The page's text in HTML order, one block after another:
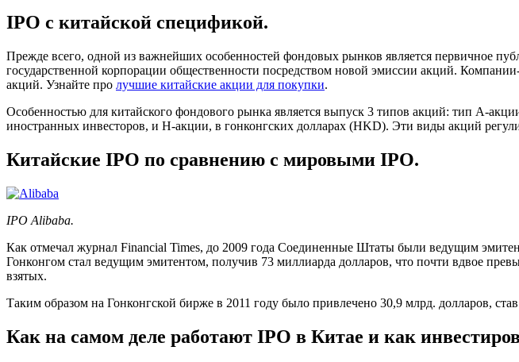
IPO с китайской спецификой.
Прежде всего, одной из важнейших особенностей фондовых рынков является первичное
государственной корпорации общественности посредством новой эмиссии акций.
акций. Узнайте про лучшие китайские акции для покупки.
Особенностью для китайского фондового рынка является выпуск 3 типов акций: тип A-
иностранных инвесторов, и H-акции, в гонконгских долларах (HKD). Эти виды акций
Китайские IPO по сравнению с мировыми IPO.
IPO Alibaba.
Как отмечал журнал Financial Times, до 2009 года Соединенные Штаты были ведущим
Гонконгом стал ведущим эмитентом, получив 73 миллиарда долларов, что почти вдвое
взятых.
Таким образом на Гонконгской бирже в 2011 году было привлечено 30,9 млрд. долларов,
Как на самом деле работают IPO в Китае и как